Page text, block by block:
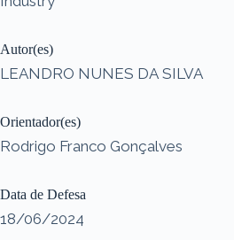
Autor(es)
LEANDRO NUNES DA SILVA
Orientador(es)
Rodrigo Franco Gonçalves
Data de Defesa
18/06/2024